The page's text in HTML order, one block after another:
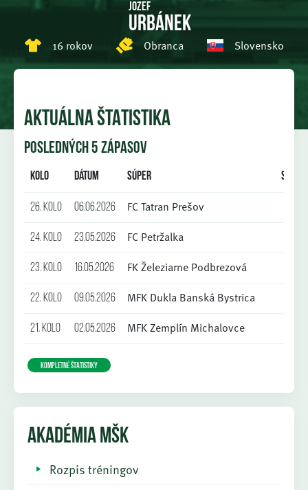
Jozef
Urbánek
16 rokov Obranca Slovensko
AKTUÁLNA ŠTATISTIKA
POSLEDNÝCH 5 ZÁPASOV
Kolo Dátum Súper Skóre
26. kolo 06.06.2026 FC Tatran Prešov
24. kolo 23.05.2026 FC Petržalka
23. kolo 16.05.2026 FK Železiarne Podbrezová
22. kolo 09.05.2026 MFK Dukla Banská Bystrica
21. kolo 02.05.2026 MFK Zemplín Michalovce
KOMPLETNÉ ŠTATISTIKY
AKADÉMIA MŠK
Rozpis tréningov